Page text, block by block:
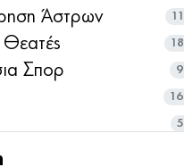
Άστρων 11
18
Σπορ 9
16
5